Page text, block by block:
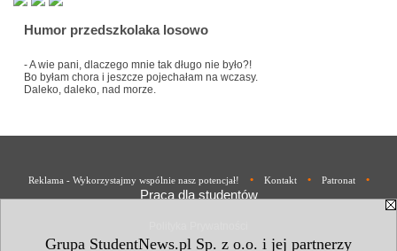
Grupa StudentNews.pl Sp. z o.o. i jej partnerzy
Humor przedszkolaka losowo
- A wie pani, dlaczego mnie tak długo nie było?!
Bo byłam chora i jeszcze pojechałam na wczasy.
Daleko, daleko, nad morze.
Reklama - Wykorzystajmy wspólnie nasz potencjał! • Kontakt • Patronat •
Praca dla studentów